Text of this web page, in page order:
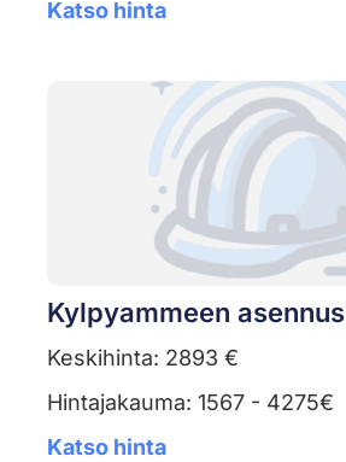
Katso hinta
Kylpyammeen asennus
Keskihinta: 2893 €
Hintajakauma: 1567 - 4275€
Katso hinta